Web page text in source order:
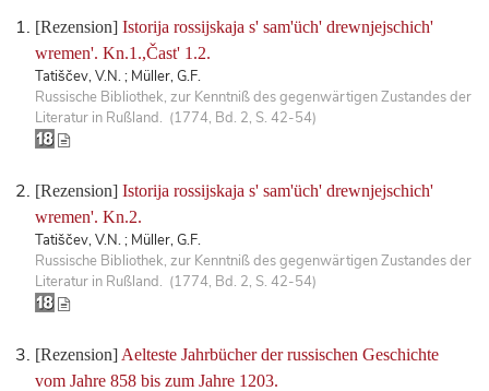
[Rezension] Istorija rossijskaja s' sam'üch' drewnjejschich'
wremen'. Kn.1.,Čast' 1.2.
Tatiščev, V.N. ; Müller, G.F.
Russische Bibliothek, zur Kenntniß des gegenwärtigen Zustandes der
Literatur in Rußland. (1774, Bd. 2, S. 42-54)
[Rezension] Istorija rossijskaja s' sam'üch' drewnjejschich'
wremen'. Kn.2.
Tatiščev, V.N. ; Müller, G.F.
Russische Bibliothek, zur Kenntniß des gegenwärtigen Zustandes der
Literatur in Rußland. (1774, Bd. 2, S. 42-54)
[Rezension] Aelteste Jahrbücher der russischen Geschichte
vom Jahre 858 bis zum Jahre 1203.